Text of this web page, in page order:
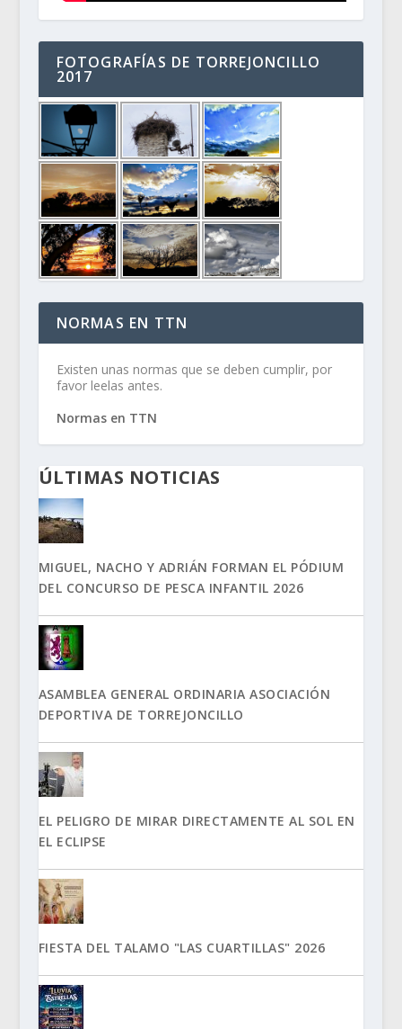
FOTOGRAFÍAS DE TORREJONCILLO
2017
NORMAS EN TTN
Existen unas normas que se deben cumplir, por
favor leelas antes.
Normas en TTN
ÚLTIMAS NOTICIAS
MIGUEL, NACHO Y ADRIÁN FORMAN EL PÓDIUM
DEL CONCURSO DE PESCA INFANTIL 2026
ASAMBLEA GENERAL ORDINARIA ASOCIACIÓN
DEPORTIVA DE TORREJONCILLO
EL PELIGRO DE MIRAR DIRECTAMENTE AL SOL EN
EL ECLIPSE
FIESTA DEL TALAMO "LAS CUARTILLAS" 2026